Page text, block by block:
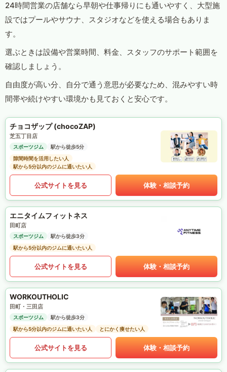
24時間営業の店舗なら早朝や仕事帰りにも通いやすく、大型施
設ではプールやサウナ、スタジオなどを使える場合もありま
す。
選ぶときは設備や営業時間、料金、スタッフのサポート範囲を
確認しましょう。
自由度が高い分、自分で通う意思が必要なため、混みやすい時
間帯や続けやすい環境かも見ておくと安心です。
チョコザップ (chocoZAP)
芝五丁目店
スポーツジム
駅から徒歩5分
隙間時間を活用したい人
駅から5分以内のジムに通いたい人
公式サイトを見る 体験・相談予約
エニタイムフィットネス
田町店
スポーツジム
駅から徒歩3分
駅から5分以内のジムに通いたい人
公式サイトを見る 体験・相談予約
WORKOUTHOLIC
田町・三田店
スポーツジム
駅から徒歩3分
駅から5分以内のジムに通いたい人
とにかく痩せたい人
公式サイトを見る 体験・相談予約